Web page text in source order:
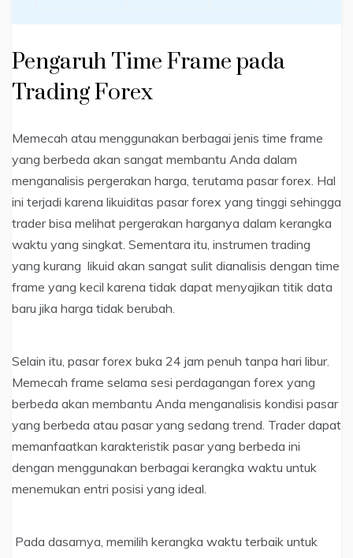
Pengaruh Time Frame pada
Trading Forex
Memecah atau menggunakan berbagai jenis time frame
yang berbeda akan sangat membantu Anda dalam
menganalisis pergerakan harga, terutama pasar forex. Hal
ini terjadi karena likuiditas pasar forex yang tinggi sehingga
trader bisa melihat pergerakan harganya dalam kerangka
waktu yang singkat. Sementara itu, instrumen trading
yang kurang likuid akan sangat sulit dianalisis dengan time
frame yang kecil karena tidak dapat menyajikan titik data
baru jika harga tidak berubah.
Selain itu, pasar forex buka 24 jam penuh tanpa hari libur.
Memecah frame selama sesi perdagangan forex yang
berbeda akan membantu Anda menganalisis kondisi pasar
yang berbeda atau pasar yang sedang trend. Trader dapat
memanfaatkan karakteristik pasar yang berbeda ini
dengan menggunakan berbagai kerangka waktu untuk
menemukan entri posisi yang ideal.
Pada dasarnya, memilih kerangka waktu terbaik untuk